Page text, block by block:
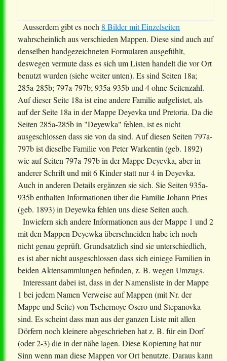
Ausserdem gibt es noch 8 Bilder mit Einzelseiten
wahrscheinlich aus verschieden Mappen. Diese sind auch auf
denselben handgezeichneten Formularen ausgefühlt,
deswegen vermute dass es sich um Listen handelt die vor Ort
benutzt wurden (siehe weiter unten). Es sind Seiten 18a;
285a-285b; 797a-797b; 935a-935b und 4 ohne Seitenzahl.
Auf dieser Seite 18a ist eine andere Familie aufgelistet, als
auf der Seite 18a in der Mappe Deyevka und Pretoria. Da die
Seiten 285a-285b in "Deyewka" fehlen, ist es nicht
ausgeschlossen dass sie von da sind. Auf diesen Seiten 797a-
797b ist dieselbe Familie von Peter Warkentin (geb. 1892)
wie auf Seiten 797a-797b in der Mappe Deyevka, aber in
anderer Schrift und mit 6 Kinder statt nur 4 in Deyevka.
Auch in anderen Details ergänzen sie sich. Sie Seiten 935a-
935b enthalten Informationen über die Familie Johann Pries
(geb. 1893) in Deyewka fehlen uns diese Seiten auch.
Inwiefern sich andere Informationen aus der Mappe 1 und 2
mit den Mappen Deyewka überschneiden habe ich noch
nicht genau geprüft. Grundsatzlich sind sie unterschiedlich,
es ist aber nicht ausgeschlossen dass sich einiege Familien in
beiden Aktensammlungen befinden, z. B. wegen Umzugs.
Interessant dabei ist, dass in der Namensliste in der Mappe
1 bei jedem Namen Verweise auf Mappen (mit Nr. der
Mappe und Seite) von Tschernoye Osero und Stepanovka
sind. Es scheint dass man aus der ganzen Liste mit allen
Dörfern noch kleinere abgeschrieben hat z. B. für ein Dorf
(oder 2-3) die in der nähe lagen. Diese Kopierung hat nur
Sinn wenn man diese Mappen vor Ort benutzte. Daraus kann